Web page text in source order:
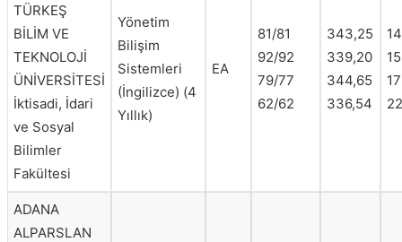
TÜRKEŞ
BİLİM VE
TEKNOLOJİ
ÜNİVERSİTESİ
İktisadi, İdari
ve Sosyal
Bilimler
Fakültesi
Yönetim
Bilişim
Sistemleri
(İngilizce) (4
Yıllık)
EA
81/81
92/92
79/77
62/62
343,25
339,20
344,65
336,54
ADANA
ALPARSLAN